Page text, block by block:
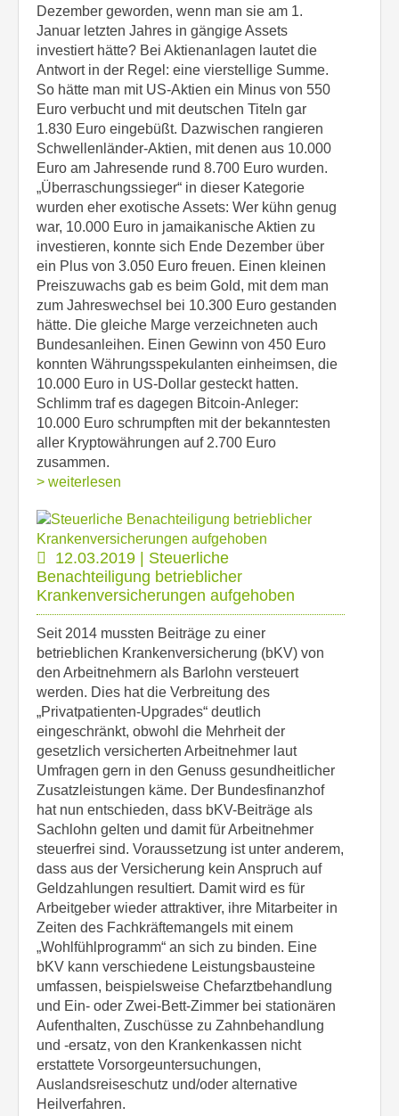
Dezember geworden, wenn man sie am 1.
Januar letzten Jahres in gängige Assets
investiert hätte? Bei Aktienanlagen lautet die
Antwort in der Regel: eine vierstellige Summe.
So hätte man mit US-Aktien ein Minus von 550
Euro verbucht und mit deutschen Titeln gar
1.830 Euro eingebüßt. Dazwischen rangieren
Schwellenländer-Aktien, mit denen aus 10.000
Euro am Jahresende rund 8.700 Euro wurden.
„Überraschungssieger“ in dieser Kategorie
wurden eher exotische Assets: Wer kühn genug
war, 10.000 Euro in jamaikanische Aktien zu
investieren, konnte sich Ende Dezember über
ein Plus von 3.050 Euro freuen. Einen kleinen
Preiszuwachs gab es beim Gold, mit dem man
zum Jahreswechsel bei 10.300 Euro gestanden
hätte. Die gleiche Marge verzeichneten auch
Bundesanleihen. Einen Gewinn von 450 Euro
konnten Währungsspekulanten einheimsen, die
10.000 Euro in US-Dollar gesteckt hatten.
Schlimm traf es dagegen Bitcoin-Anleger:
10.000 Euro schrumpften mit der bekanntesten
aller Kryptowährungen auf 2.700 Euro
zusammen.
> weiterlesen
12.03.2019 | Steuerliche
Benachteiligung betrieblicher
Krankenversicherungen aufgehoben
Seit 2014 mussten Beiträge zu einer
betrieblichen Krankenversicherung (bKV) von
den Arbeitnehmern als Barlohn versteuert
werden. Dies hat die Verbreitung des
„Privatpatienten-Upgrades“ deutlich
eingeschränkt, obwohl die Mehrheit der
gesetzlich versicherten Arbeitnehmer laut
Umfragen gern in den Genuss gesundheitlicher
Zusatzleistungen käme. Der Bundesfinanzhof
hat nun entschieden, dass bKV-Beiträge als
Sachlohn gelten und damit für Arbeitnehmer
steuerfrei sind. Voraussetzung ist unter anderem,
dass aus der Versicherung kein Anspruch auf
Geldzahlungen resultiert. Damit wird es für
Arbeitgeber wieder attraktiver, ihre Mitarbeiter in
Zeiten des Fachkräftemangels mit einem
„Wohlfühlprogramm“ an sich zu binden. Eine
bKV kann verschiedene Leistungsbausteine
umfassen, beispielsweise Chefarztbehandlung
und Ein- oder Zwei-Bett-Zimmer bei stationären
Aufenthalten, Zuschüsse zu Zahnbehandlung
und -ersatz, von den Krankenkassen nicht
erstattete Vorsorgeuntersuchungen,
Auslandsreiseschutz und/oder alternative
Heilverfahren.